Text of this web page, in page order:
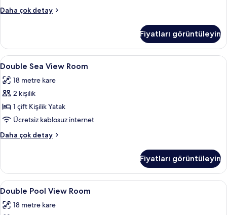
tüm
Daha çok detay
Standard
Kişilik
Yatak,
Deniz
hakkında
daha
detay
Fiyatları görüntüleyin
Double
Sea
View
Room
için
tüm
fotoğrafları
görün
Minibar, odada kasa, ütü/ütü
8
Double Sea View Room
18 metre kare
2 kişilik
1 çift Kişilik Yatak
Ücretsiz kablosuz internet
Daha çok detay
Double
hakkında
daha
fazla
Fiyatları görüntüleyin
Double
Pool
View
Minibar, odada kasa, ütü/ütü
9
Double Pool View Room
18 metre kare